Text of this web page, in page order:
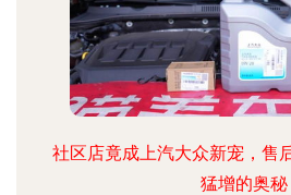
社区店竟成上汽大众新宠，售
猛增的奥秘